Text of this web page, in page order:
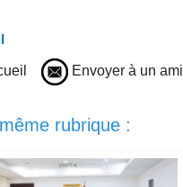
Envoyer à un ami
rubrique :